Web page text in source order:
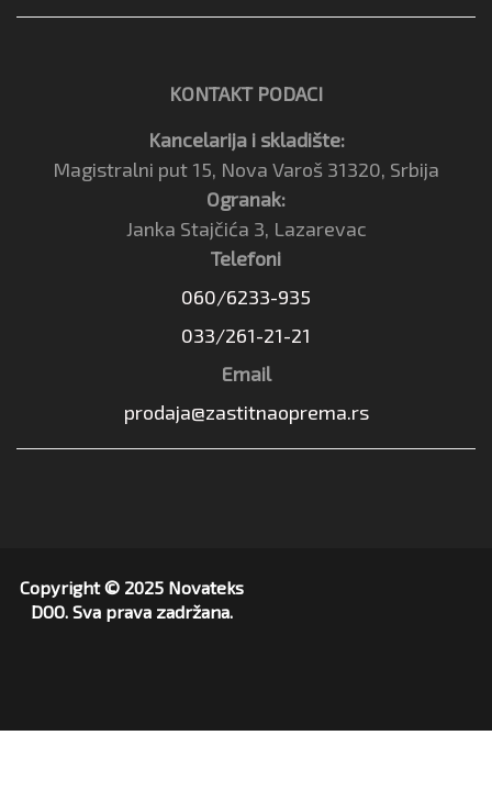
KONTAKT PODACI
Kancelarija i skladište:
Magistralni put 15, Nova Varoš 31320, Srbija
Ogranak:
Janka Stajčića 3, Lazarevac
Telefoni
060/6233-935
033/261-21-21
Email
prodaja@zastitnaoprema.rs
Copyright © 2025 Novateks
DOO. Sva prava zadržana.